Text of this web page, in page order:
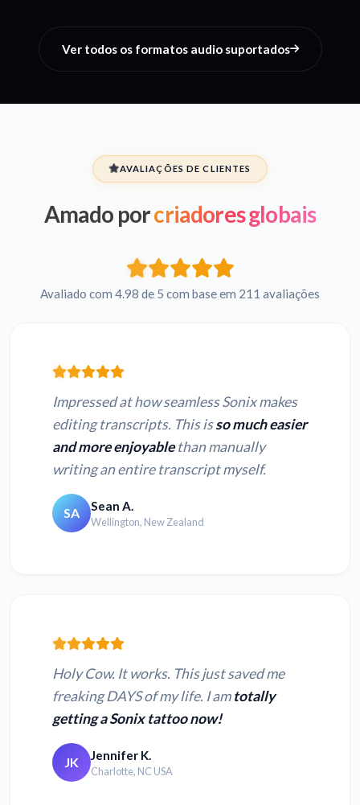
Ver todos os formatos audio suportados
AVALIAÇÕES DE CLIENTES
Amado porcriadores globais
Avaliado com 4.98 de 5 com base em 211 avaliações
Impressed at how seamless Sonix makes
editing transcripts. This isso much easier
and more enjoyablethan manually
writing an entire transcript myself.
SA Sean A.
Wellington, New Zealand
Holy Cow. It works. This just saved me
freaking DAYS of my life. I amtotally
getting a Sonix tattoo now!
JK Jennifer K.
Charlotte, NC USA